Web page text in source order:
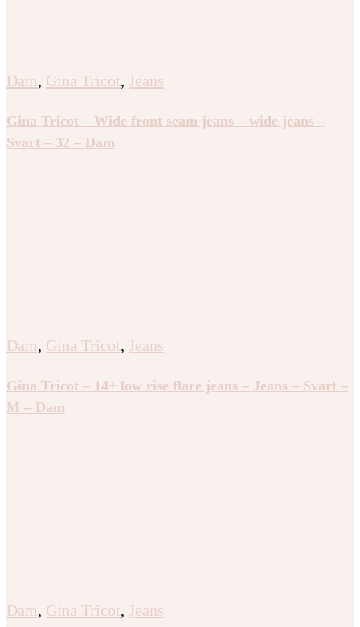
Dam, Gina Tricot, Jeans
Gina Tricot – Wide front seam jeans – wide jeans –
Svart – 32 – Dam
Dam, Gina Tricot, Jeans
Gina Tricot – 14+ low rise flare jeans – Jeans – Svart –
M – Dam
Dam, Gina Tricot, Jeans